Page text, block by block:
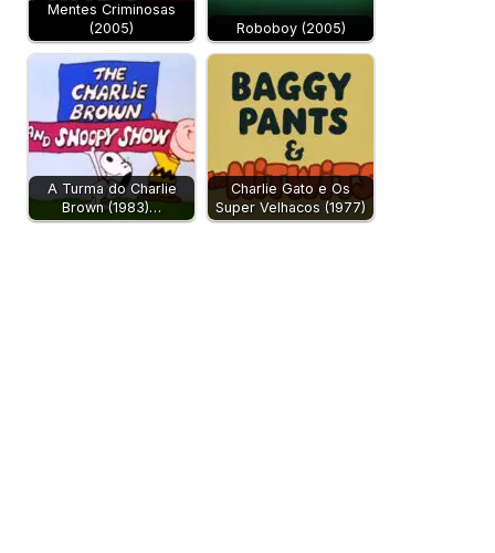
Mentes Criminosas
(2005)
Roboboy (2005)
A Turma do Charlie
Brown (1983)…
Charlie Gato e Os
Super Velhacos (1977)